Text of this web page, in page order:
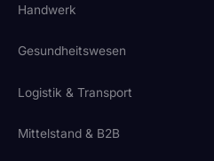
Handwerk
Gesundheitswesen
Logistik & Transport
Mittelstand & B2B